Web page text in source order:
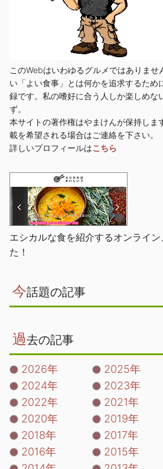
このWebはいわゆるグルメではありませ
い「よい食事」とは何かを追求するため
録です。私の嗜好に合う人しか楽しめな
ず。
本サイトの著作権はやまけんが保持しま
載を希望される場合はご連絡を下さい。
詳しいプロフィールはこちら
エシカルな食を紹介するオンライ
た！
今話題の記事
過去の記事
2026年
2025年
2024年
2023年
2022年
2021年
2020年
2019年
2018年
2017年
2016年
2015年